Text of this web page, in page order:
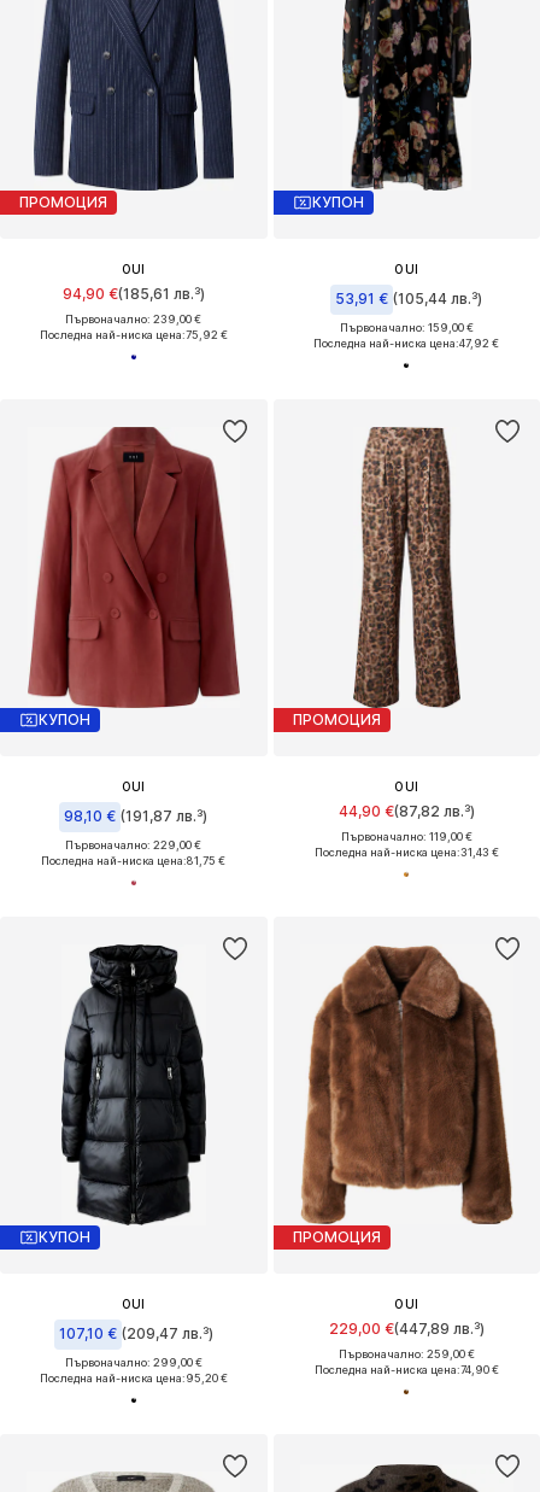
ПРОМОЦИЯ
OUI
94,90 €(185,61 лв.³)
Първоначално: 239,00 €
Последна най-ниска цена:75,92 €
КУПОН
OUI
53,91 € (105,44 лв.³)
Първоначално: 159,00 €
Последна най-ниска цена:47,92 €
КУПОН
OUI
98,10 € (191,87 лв.³)
Първоначално: 229,00 €
Последна най-ниска цена:81,75 €
ПРОМОЦИЯ
OUI
44,90 €(87,82 лв.³)
Първоначално: 119,00 €
Последна най-ниска цена:31,43 €
КУПОН
OUI
107,10 € (209,47 лв.³)
Първоначално: 299,00 €
Последна най-ниска цена:95,20 €
ПРОМОЦИЯ
OUI
229,00 €(447,89 лв.³)
Първоначално: 259,00 €
Последна най-ниска цена:74,90 €